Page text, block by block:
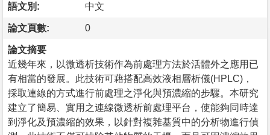
語文別: 中文
論文頁數: 0
論文摘要
近幾年來，以微透析技術作為前處理方法於活體外之應用已
有相當的發展。此技術可藉搭配高效液相層析儀(HPLC)，
採取連線的方式進行前處理之淨化與預濃縮的步驟。本研究
建立了簡易、實用之連線微透析前處理平台，使能夠同時達
到淨化及預濃縮的效果，以針對複雜基質中的分析物進行偵